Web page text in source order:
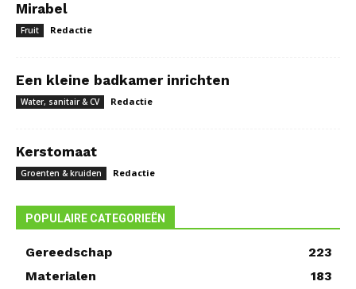
Mirabel
Fruit Redactie
Een kleine badkamer inrichten
Water, sanitair & CV Redactie
Kerstomaat
Groenten & kruiden Redactie
POPULAIRE CATEGORIEËN
Gereedschap
223
Materialen
183